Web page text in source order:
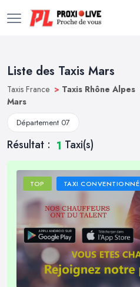
Liste des Taxis Mars
Taxis France > Taxis Rhône Alpes
Mars
Département 07
Résultat : 1 Taxi(s)
TOP TAXI CONVENTIONNÉ